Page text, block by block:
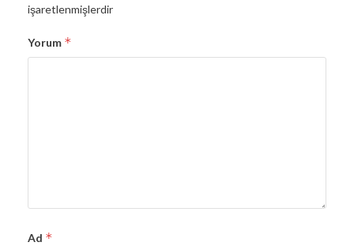
işaretlenmişlerdir
Yorum *
Ad *